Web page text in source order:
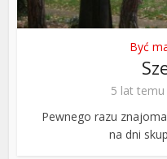
Być
5 lat temu
Pewnego razu
na dni